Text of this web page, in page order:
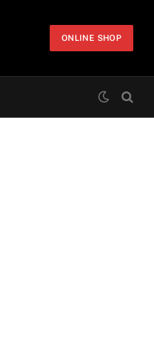
ONLINE SHOP